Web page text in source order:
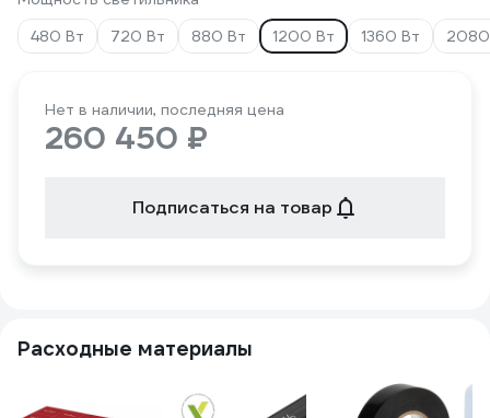
480 Вт
720 Вт 880 Вт 1200 Вт 1360 Вт
Нет в наличии, последняя цена
260 450 ₽
Подписаться на товар
Расходные материалы